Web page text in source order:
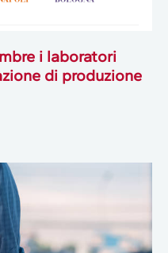
i laboratori
di produzione